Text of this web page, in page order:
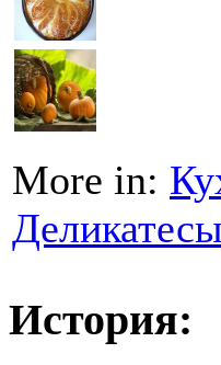
More in:
Деликатесы
История: